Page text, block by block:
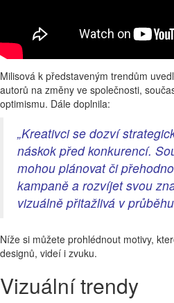
Milisová k představeným trendům
autorů na změny ve společnosti,
optimismu. Dále doplnila:
„Kreativci se dozví
náskok před konkurencí.
mohou plánovat či
kampaně a rozvíjet svou
vizuálně přitažlivá v
Níže si můžete prohlédnout motivy,
designů, videí i zvuku.
Vizuální trendy